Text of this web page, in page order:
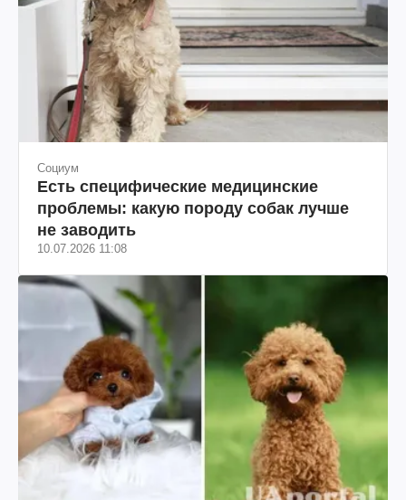
Социум
Есть специфические медицинские
проблемы: какую породу собак лучше
не заводить
10.07.2026 11:08